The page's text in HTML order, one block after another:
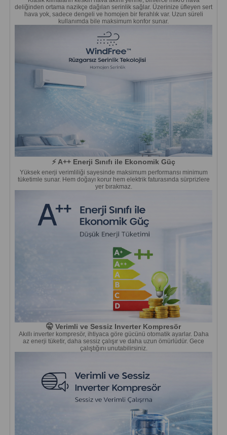
deliğinden ortama nazikçe dağılan serinlik sağlar. Üzerinize üfleyen sert
hava yok, sadece dengeli ve homojen bir ferahlık var. Uzun süreli
kullanımda bile maksimum konfor sunar.
⚡ A++ Enerji Sınıfı ile Ekonomik Güç
Yüksek enerji verimliliği sayesinde maksimum performansı minimum
tüketimle sunar. Hem doğayı korur hem elektrik faturasında sürprizlere
yer bırakmaz.
🤫 Verimli ve Sessiz Inverter Kompresör
Akıllı inverter kompresör, ihtiyaca göre gücünü otomatik ayarlar. Daha
az enerji tüketir, daha sessiz çalışır ve daha uzun ömürlüdür. Gece
çalıştığını unutabilirsiniz.